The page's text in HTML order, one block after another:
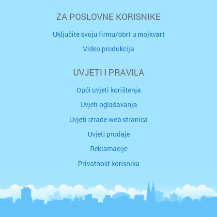
ZA POSLOVNE KORISNIKE
Uključite svoju firmu/obrt u mojkvart
Video produkcija
UVJETI I PRAVILA
Opći uvjeti korištenja
Uvjeti oglašavanja
Uvjeti izrade web stranica
Uvjeti prodaje
Reklamacije
Privatnost korisnika